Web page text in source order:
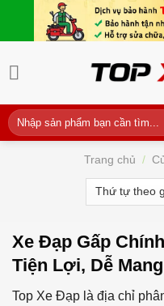
Tìm
kiếm:
Trang chủ /
Xe Đạp Gấp
Tiện Lợi, Dễ
Top Xe Đạp là địa chỉ